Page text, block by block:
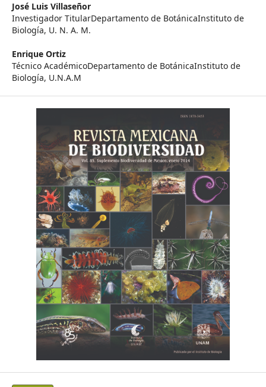
José Luis Villaseñor
Investigador TitularDepartamento de BotánicaInstituto de
Biología, U. N. A. M.
Enrique Ortiz
Técnico AcadémicoDepartamento de BotánicaInstituto de
Biología, U.N.A.M